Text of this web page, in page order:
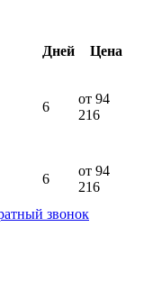
Дней
Цена
6
от 94
216
6
от 94
216
звонок